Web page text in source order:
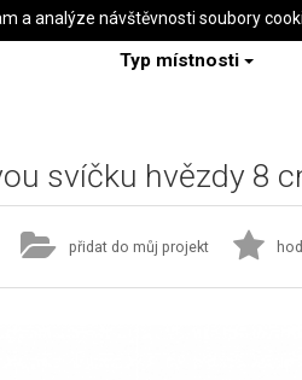
Typ místnosti
svíčku hvězdy 8
přidat do můj projekt
a analýze návštěvnosti soubory